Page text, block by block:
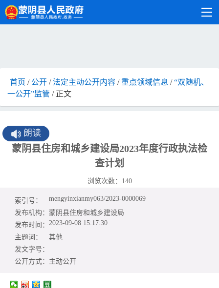
首页 / 公开 /法定主动公开内容 / 重点领域信息 /“双随机、
一公开”监管 / 正文
朗读
蒙阴县住房和城乡建设局2023年度行政执法检
查计划
浏览次数： 140
索引号：
mengyinxianmy063/2023-0000069
发布机构： 蒙阴县住房和城乡建设局
发布时间： 2023-09-08 15:17:30
主题词：
其他
发文字号：
公开方式： 主动公开